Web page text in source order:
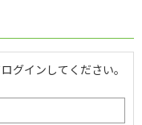
グインしてください。